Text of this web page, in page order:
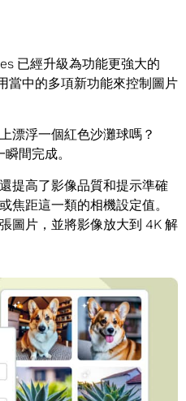
已經升級為功能更強大的
當中的多項新功能來控制圖片
漂浮一個紅色沙灘球嗎？
間完成。
提高了影像品質和提示準確
焦距這一類的相機設定值。
圖片，並將影像放大到 4K 解